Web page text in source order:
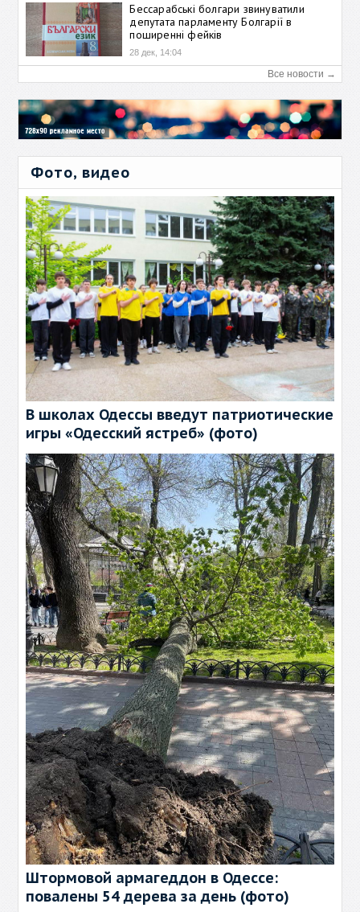
Бессарабські болгари звинуватили
депутата парламенту Болгарії в
поширенні фейків
28 дек, 14:04
Все новости →
Фото, видео
В школах Одессы введут патриотические
игры «Одесский ястреб» (фото)
Штормовой армагеддон в Одессе:
повалены 54 дерева за день (фото)